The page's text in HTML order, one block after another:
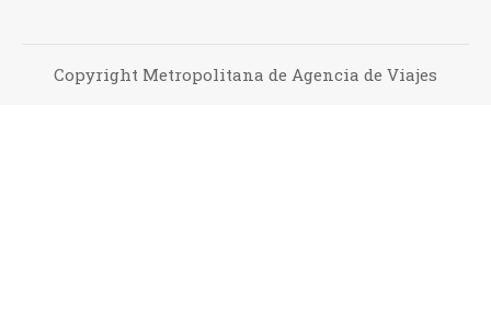
Copyright Metropolitana de Agencia de Viajes